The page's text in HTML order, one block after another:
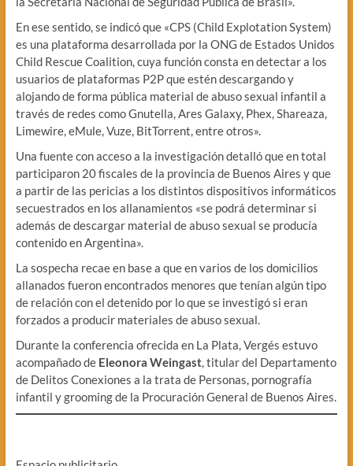
En ese sentido, se indicó que «CPS (Child Explotation System)
es una plataforma desarrollada por la ONG de Estados Unidos
Child Rescue Coalition, cuya función consta en detectar a los
usuarios de plataformas P2P que estén descargando y
alojando de forma pública material de abuso sexual infantil a
través de redes como Gnutella, Ares Galaxy, Phex, Shareaza,
Limewire, eMule, Vuze, BitTorrent, entre otros».
Una fuente con acceso a la investigación detalló que en total
participaron 20 fiscales de la provincia de Buenos Aires y que
a partir de las pericias a los distintos dispositivos informáticos
secuestrados en los allanamientos «se podrá determinar si
además de descargar material de abuso sexual se producía
contenido en Argentina».
La sospecha recae en base a que en varios de los domicilios
allanados fueron encontrados menores que tenían algún tipo
de relación con el detenido por lo que se investigó si eran
forzados a producir materiales de abuso sexual.
Durante la conferencia ofrecida en La Plata, Vergés estuvo
acompañado de Eleonora Weingast, titular del Departamento
de Delitos Conexiones a la trata de Personas, pornografía
infantil y grooming de la Procuración General de Buenos Aires.